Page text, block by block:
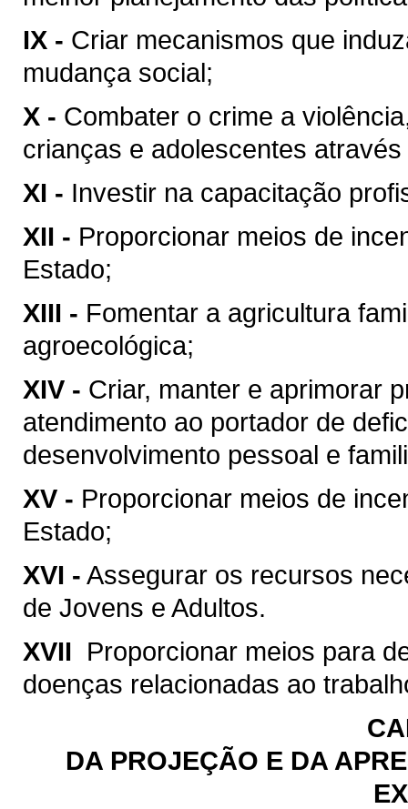
IX - Criar mecanismos que
mudança social;
X - Combater o crime a
crianças e adolescentes
XI - Investir na capacitação
XII - Proporcionar meios de
Estado;
XIII - Fomentar a agricultura
agroecológica;
XIV - Criar, manter e aprimorar
atendimento ao portador de
desenvolvimento pessoal e
XV - Proporcionar meios de
Estado;
XVI - Assegurar os recursos
de Jovens e Adultos.
XVII  Proporcionar meios para
doenças relacionadas ao
DA PROJEÇÃO E DA